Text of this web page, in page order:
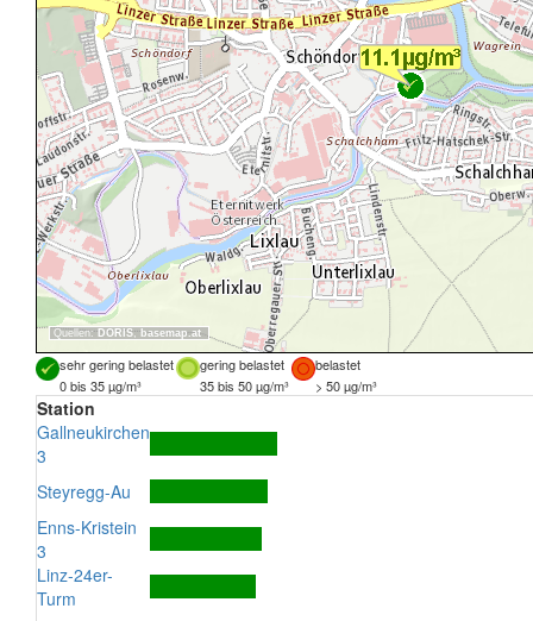
Quellen: DORIS, basemap.at
sehr gering belastet gering belastet
belastet
0 bis 35 µg/m³
35 bis 50 µg/m³ > 50 µg/m³
Station
Gallneukirchen
3
Steyregg-Au
Enns-Kristein
3
Linz-24er-
Turm